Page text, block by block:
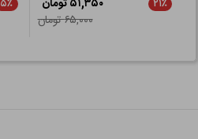
۲۱٪
۶۵,۰۰۰ تومان
۵٪